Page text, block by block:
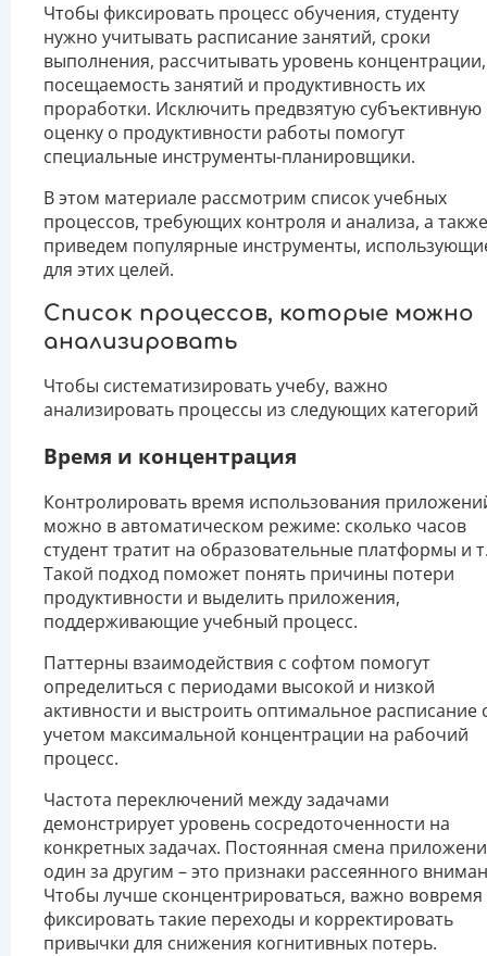
Чтобы фиксировать процесс обучения, студенту
нужно учитывать расписание занятий, сроки
выполнения, рассчитывать уровень концентрации,
посещаемость занятий и продуктивность их
проработки. Исключить предвзятую субъективную
оценку о продуктивности работы помогут
специальные инструменты-планировщики.
В этом материале рассмотрим список учебных
процессов, требующих контроля и анализа, а также
приведем популярные инструменты,
для этих целей.
Список процессов, которые можно
анализировать
Чтобы систематизировать учебу, важно
анализировать процессы из следующих категорий
Время и концентрация
Контролировать время использования
можно в автоматическом режиме: сколько часов
студент тратит на образовательные платформы и
Такой подход поможет понять причины потери
продуктивности и выделить приложения,
поддерживающие учебный процесс.
Паттерны взаимодействия с софтом помогут
определиться с периодами высокой и низкой
активности и выстроить оптимальное расписание
учетом максимальной концентрации на рабочий
процесс.
Частота переключений между задачами
демонстрирует уровень сосредоточенности на
конкретных задачах. Постоянная смена
один за другим – это признаки рассеянного
Чтобы лучше сконцентрироваться, важно вовремя
фиксировать такие переходы и корректировать
привычки для снижения когнитивных потерь.